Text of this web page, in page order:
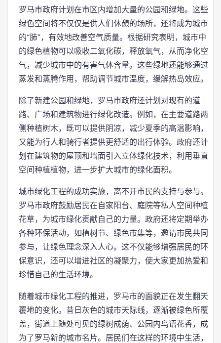
罗马市政府计划在市区内增加大量的公园和绿地。这些
绿色空间将不仅仅是供人们休憩的场所，还将成为城市
的“肺”，有效地改善空气质量。根据研究表明，城市中
的绿色植物可以吸收二氧化碳，释放氧气，从而净化空
气，减少城市中的有害气体含量。这些绿地还能够通过
蒸发和蒸腾作用，帮助调节城市温度，缓解热岛效应。
除了新建公园和绿地，罗马市政府还计划对现有的道
路、广场和建筑物进行绿化改造。例如，在主要道路两
侧种植树木，既可以提供阴凉，减少夏季的高温影响，
又能为行人和骑行者提供更舒适的出行体验。政府还计
划在建筑物的屋顶和墙面引入立体绿化技术，利用垂直
空间种植植物，进一步扩大城市的绿化面积。
城市绿化工程的成功实施，离不开市民的支持与参与。
罗马市政府鼓励居民在自家阳台、庭院等私人空间种植
花草，为城市绿化贡献自己的力量。政府还将定期举办
各种环保活动，如植树节、绿色市集等，邀请市民共同
参与，让绿色理念深入人心。这不仅能够增强居民的环
保意识，还可以增进社区的凝聚力，使大家更加热爱和
珍惜自己的生活环境。
随着城市绿化工程的推进，罗马市的面貌正在发生翻天
覆地的变化。昔日灰色的城市天际线，逐渐被绿色所覆
盖，街道上随处可见的绿树成荫、公园内鸟语花香，成
为了罗马新的城市名片。居民们在这样的环境中生活，